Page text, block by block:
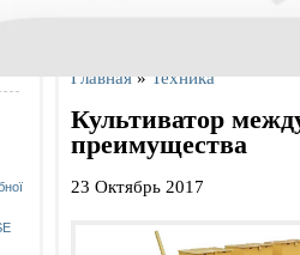
Главная»Техника
Культиватор
преимущества
23 Октябрь 2017